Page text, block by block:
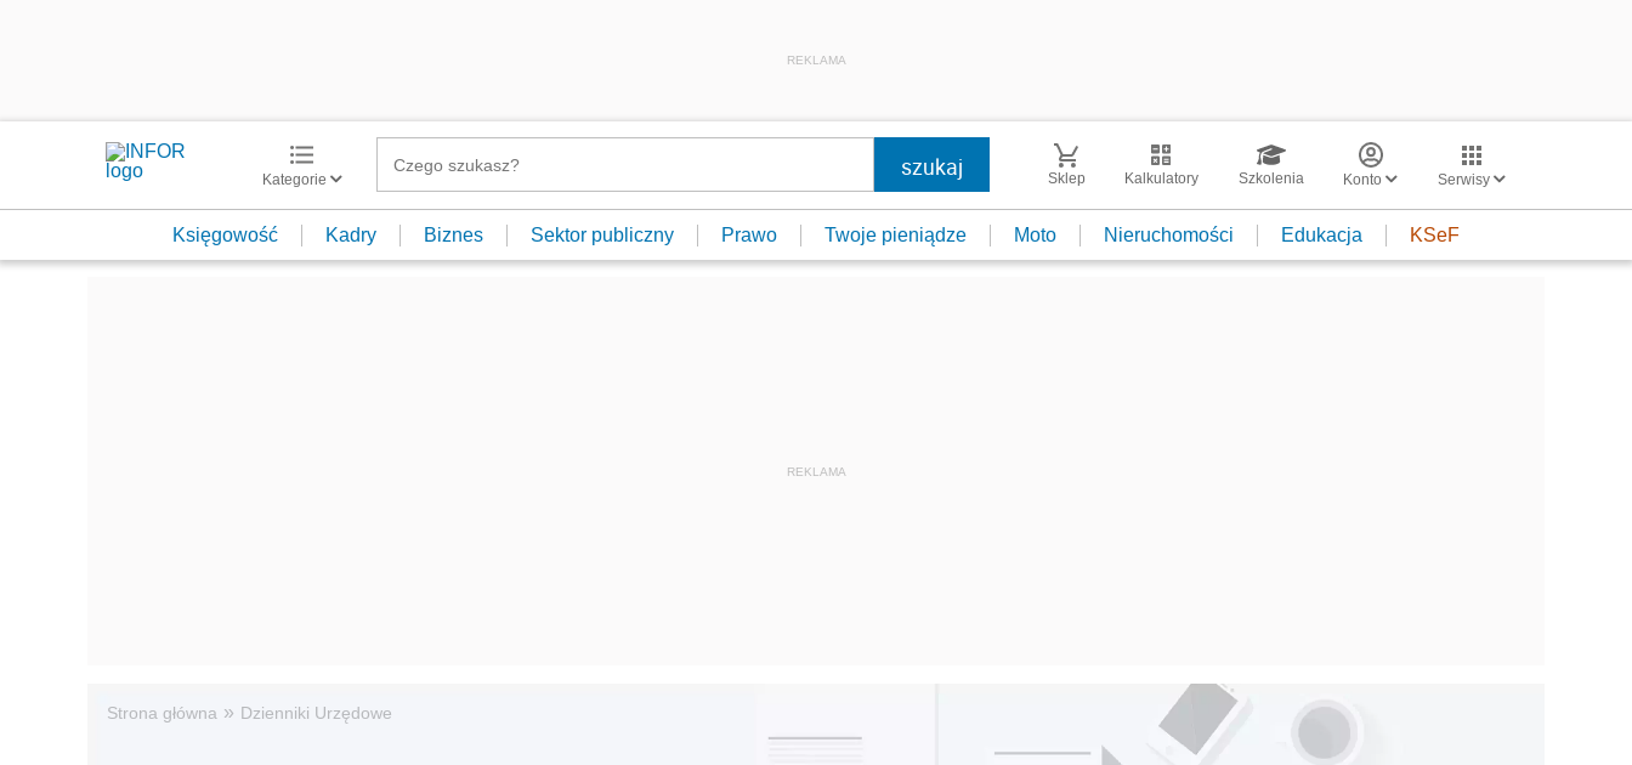
REKLAMA
Kategorie Sklep Kalkulatory Szkolenia Konto Serwisy
Księgowość Kadry Biznes Sektor publiczny Prawo Twoje pieniądze Moto Nieruchomości Edukacja KSeF
Strona główna » Dzienniki Urzędowe